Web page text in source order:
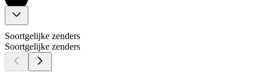
Soortgelijke zenders
Soortgelijke zenders